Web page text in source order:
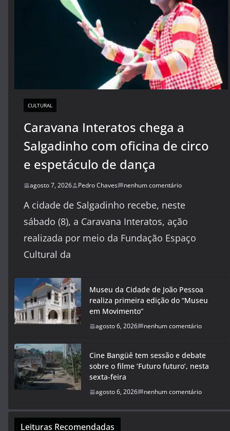
CULTURAL
Caravana Interatos chega a
Salgadinho com oficina de circo
e espetáculo de dança
agosto 7, 2026 Pedro Chaves nenhum comentário
A cidade de Salgadinho recebe, neste
sábado (8), a Caravana Interatos, ação
realizada por meio da Fundação Espaço
Cultural da
Museu da Cidade de João Pessoa
realiza primeira edição do “Museu
em Movimento”
agosto 6, 2026 nenhum comentário
Cine Bangüê tem sessão e debate
sobre o filme ‘Futuro futuro’, nesta
sexta-feira
agosto 6, 2026 nenhum comentário
Leituras Recomendadas